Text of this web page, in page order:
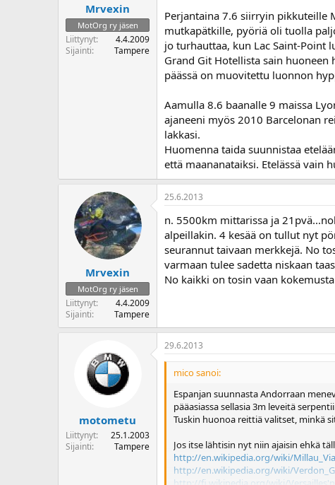
Mrvexin
MotOrg ry jäsen
Liittynyt
4.4.2009
Sijainti
Tampere
Perjantaina 7.6 siirryin pikkuteille
mutkapätkille, pyöriä oli tuolla
jo turhauttaa, kun Lac Saint-Point
Grand Git Hotellista sain
päässä on muovitettu luonnon
Aamulla 8.6 baanalle 9 maissa
ajaneeni myös 2010 Barcelonan
lakkasi.
Huomenna taida suunnistaa
että maananataiksi. Etelässä vain
Mrvexin
MotOrg ry jäsen
Liittynyt
4.4.2009
Sijainti
Tampere
25.6.2013
n. 5500km mittarissa ja
alpeillakin. 4 kesää on tullut nyt
seurannut taivaan merkkejä. No
varmaan tulee sadetta niskaan
No kaikki on tosin vaan kokemusta
motometu
Liittynyt
25.1.2003
Sijainti
Tampere
29.6.2013
mico sanoi:
Espanjan suunnasta Andorraan
pääasiassa sellasia 3m leveitä
Tuskin huonoa reittiä valitset, minkä
Jos itse lähtisin nyt niin ajaisin ehkä
http://en.wikipedia.org/wiki/
http://en.wikipedia.org/wiki/